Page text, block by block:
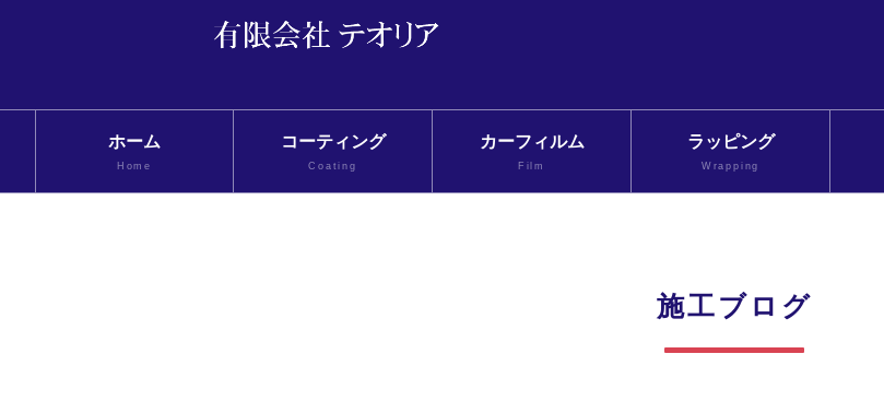
ホーム
Home
コーティング
Coating
カーフィルム
Film
ラッピング
Wrapping
施工ブログ